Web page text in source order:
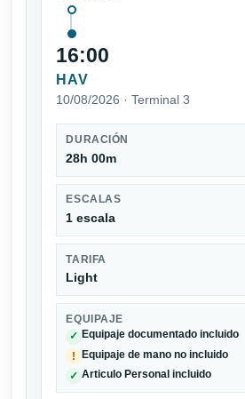
16:00
HAV
10/08/2026 · Terminal 3
DURACIÓN
28h 00m
ESCALAS
1 escala
TARIFA
Light
EQUIPAJE
✓ Equipaje documentado incluido
! Equipaje de mano no incluido
✓ Articulo Personal incluido